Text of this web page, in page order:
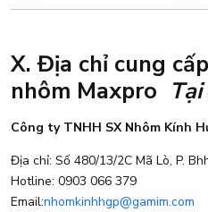
X. Địa chỉ cung
nhôm Maxpro
Công ty TNHH SX Nhôm Kính
Địa chỉ: Số 480/13/2C Mã Lò, P.
Hotline: 0903 066 379
Email:nhomkinhhgp@gamim.com